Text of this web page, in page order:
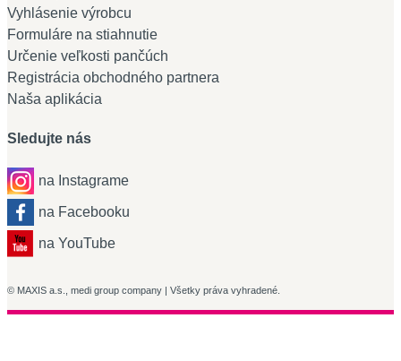
Vyhlásenie výrobcu
Formuláre na stiahnutie
Určenie veľkosti pančúch
Registrácia obchodného partnera
Naša aplikácia
Sledujte nás
na Instagrame
na Facebooku
na YouTube
© MAXIS a.s., medi group company | Všetky práva vyhradené.